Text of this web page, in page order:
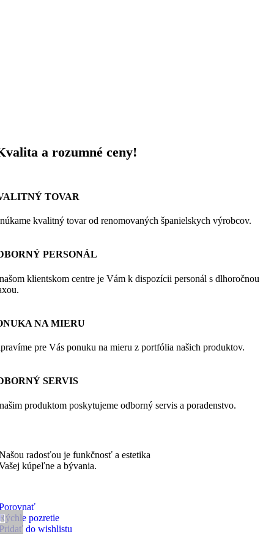
a rozumné ceny!
TOVAR
kvalitný tovar od renomovaných španielskych výrobcov.
PERSONÁL
klientskom centre je Vám k dispozícii personál s dlhoročnou
NA MIERU
pre Vás ponuku na mieru z portfólia našich produktov.
SERVIS
produktom poskytujeme odborný servis a poradenstvo.
radosťou je funkčnosť a estetika
kúpeľne a bývania.
pozretie
do wishlistu